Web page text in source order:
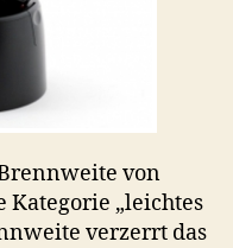
von
„leichtes
verzerrt das